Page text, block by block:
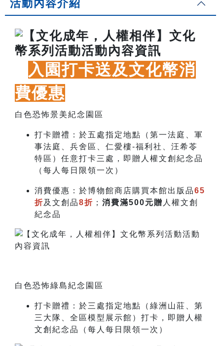
活動內容介紹
入園打卡送及文化幣消
費優惠
白色恐怖景美紀念園區
打卡贈禮：於五處指定地點（第一法庭、軍
事法庭、兵舍區、仁愛樓-福利社、汪希苓
特區）任意打卡三處，即贈 人權文創紀念品
（每人每日限領一次）
消費優惠：於博物館商店購買本館出版品65
折及文創品8折 ； 消費滿500元贈 人權文創
紀念品
白色恐怖綠島紀念園區
打卡贈禮：於三處指定地點（綠洲山莊、第
三大隊、全區模型展示館）打卡，即贈 人權
文創紀念品（每人每日限領一次）